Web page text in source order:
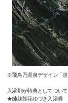
※飛鳥乃温泉デザイン「
入浴剤が特典としてつい
★姉妹館花ゆづき入浴券